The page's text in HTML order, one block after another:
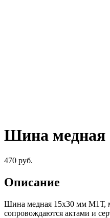
Шина
470 руб.
Описание
Шина медная 15х30 мм М1Т,
сопровождаются актами и